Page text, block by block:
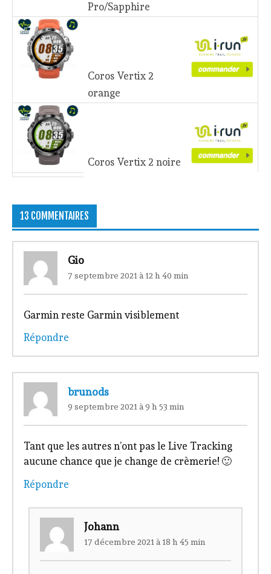
Pro/Sapphire
Coros Vertix 2
orange
Coros Vertix 2 noire
13 COMMENTAIRES
Gio
7 septembre 2021 à 12 h 40 min
Garmin reste Garmin visiblement
Répondre
brunods
9 septembre 2021 à 9 h 53 min
Tant que les autres n’ont pas le Live Tracking
aucune chance que je change de crèmerie! 🙂
Répondre
Johann
17 décembre 2021 à 18 h 45 min